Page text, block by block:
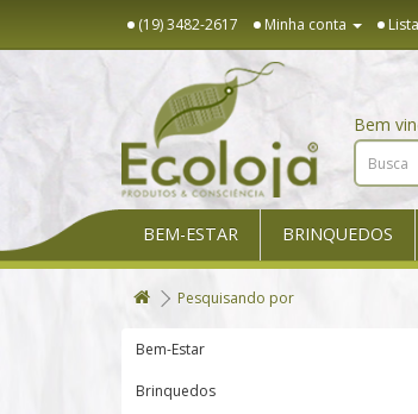
(19) 3482-2617 Minha conta
Bem
BEM-ESTAR BRINQUEDOS
Pesquisando por
Bem-Estar
Brinquedos